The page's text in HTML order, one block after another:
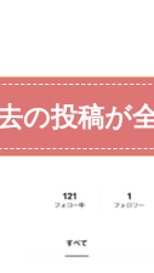
の投稿が